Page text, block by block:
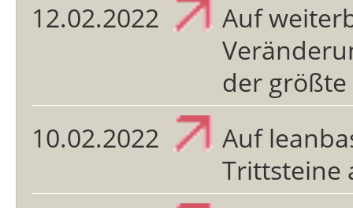
12.02.2022
Auf
der
10.02.2022
Auf
Trittsteine